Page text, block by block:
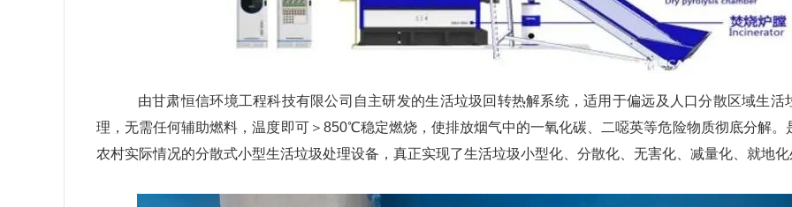
由甘肃恒信环境工程科技有限公司自主研发的生活垃圾回转热解系统，适用于偏远及人口分散区域生活
理，无需任何辅助燃料，温度即可＞850℃稳定燃烧，使排放烟气中的一氧化碳、二噁英等危险物质彻底分解。
农村实际情况的分散式小型生活垃圾处理设备，真正实现了生活垃圾小型化、分散化、无害化、减量化、就地化